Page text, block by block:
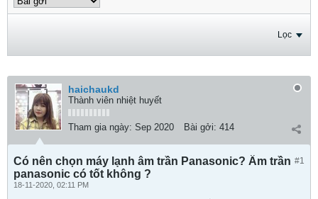
Lọc
haichaukd
Thành viên nhiệt huyết
Tham gia ngày: Sep 2020 Bài gởi: 414
#1
Có nên chọn máy lạnh âm trần Panasonic? Âm trần
panasonic có tốt không ?
18-11-2020, 02:11 PM